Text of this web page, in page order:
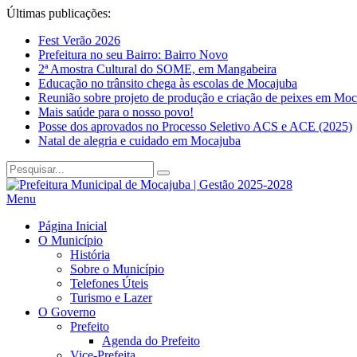
Últimas publicações:
Fest Verão 2026
Prefeitura no seu Bairro: Bairro Novo
2ª Amostra Cultural do SOME, em Mangabeira
Educação no trânsito chega às escolas de Mocajuba
Reunião sobre projeto de produção e criação de peixes em
Mais saúde para o nosso povo!
Posse dos aprovados no Processo Seletivo ACS e ACE (2025)
Natal de alegria e cuidado em Mocajuba
Menu
Página Inicial
O Município
História
Sobre o Município
Telefones Úteis
Turismo e Lazer
O Governo
Prefeito
Agenda do Prefeito